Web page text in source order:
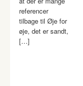
referencer
tilbage til Øje for
øje, det er sandt,
[…]